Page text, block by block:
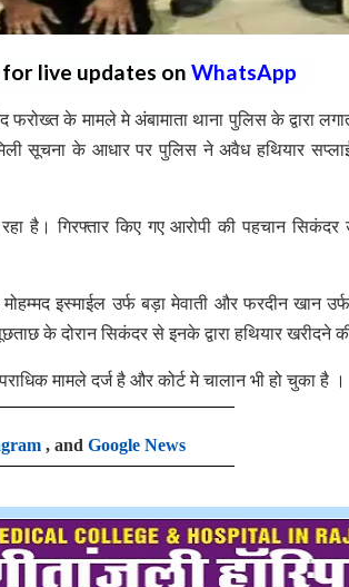
live updates on WhatsApp
के मामले मे अंबामाता थाना पुलिस के द्वारा
मिली सूचना के आधार पर पुलिस ने अवैध हथियार
है। गिरफ्तार किए गए आरोपी की पहचान सिकंदर
मोहम्मद इस्माईल उर्फ बड़ा मेवाती और फरदीन खान
के दोरान सिकंदर से इनके द्वारा हथियार खरीदने
मामले दर्ज है और कोर्ट मे चालान भी हो चुका है ।
, and Google News